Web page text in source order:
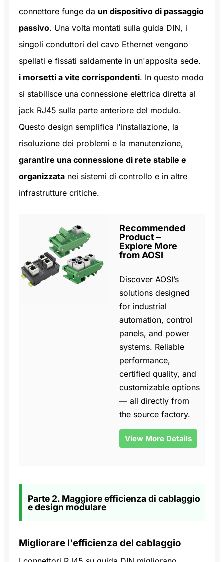
connettore funge da un dispositivo di passaggio
passivo. Una volta montati sulla guida DIN, i
singoli conduttori del cavo Ethernet vengono
spellati e fissati saldamente in un'apposita sede.
i morsetti a vite corrispondenti. In questo modo
si stabilisce una connessione elettrica diretta al
jack RJ45 sulla parte anteriore del modulo.
Questo design semplifica l'installazione, la
risoluzione dei problemi e la manutenzione,
garantire una connessione di rete stabile e
organizzata nei sistemi di controllo e in altre
infrastrutture critiche.
Recommended
Product –
Explore More
from AOSI
Discover AOSI’s
solutions designed
for industrial
automation, control
panels, and power
systems. Reliable
performance,
certified quality, and
customizable options
— all directly from
the source factory.
View More Details
Parte 2. Maggiore efficienza di cablaggio
e design modulare
Migliorare l'efficienza del cablaggio